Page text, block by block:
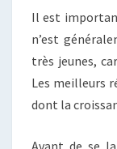
Il est
n’est
très jeunes,
Les meilleurs
dont la